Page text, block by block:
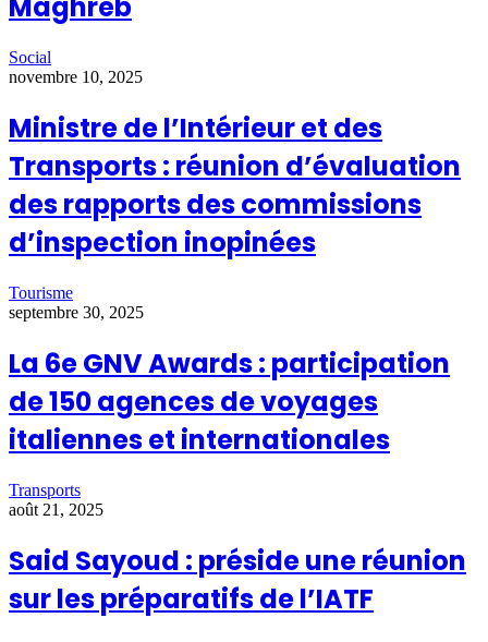
Maghreb
Social
novembre 10, 2025
Ministre de l’Intérieur et des
Transports : réunion d’évaluation
des rapports des commissions
d’inspection inopinées
Tourisme
septembre 30, 2025
La 6e GNV Awards : participation
de 150 agences de voyages
italiennes et internationales
Transports
août 21, 2025
Said Sayoud : préside une réunion
sur les préparatifs de l’IATF